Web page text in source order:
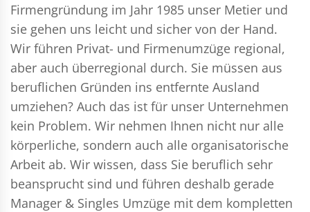
Firmengründung im Jahr 1985 unser Metier und
sie gehen uns leicht und sicher von der Hand.
Wir führen Privat- und Firmenumzüge regional,
aber auch überregional durch. Sie müssen aus
beruflichen Gründen ins entfernte Ausland
umziehen? Auch das ist für unser Unternehmen
kein Problem. Wir nehmen Ihnen nicht nur alle
körperliche, sondern auch alle organisatorische
Arbeit ab. Wir wissen, dass Sie beruflich sehr
beansprucht sind und führen deshalb gerade
Manager & Singles Umzüge mit dem kompletten